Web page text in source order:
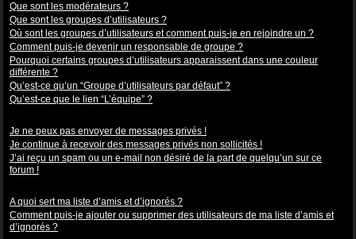
Que sont les modérateurs ?
Que sont les groupes d’utilisateurs ?
Où sont les groupes d’utilisateurs et comment puis-je en rejoindre un ?
Comment puis-je devenir un responsable de groupe ?
Pourquoi certains groupes d’utilisateurs apparaissent dans une couleur
différente ?
Qu’est-ce qu’un “Groupe d’utilisateurs par défaut” ?
Qu’est-ce que le lien “L’équipe” ?
Je ne peux pas envoyer de messages privés !
Je continue à recevoir des messages privés non sollicités !
J’ai reçu un spam ou un e-mail non désiré de la part de quelqu’un sur ce
forum !
A quoi sert ma liste d’amis et d’ignorés ?
Comment puis-je ajouter ou supprimer des utilisateurs de ma liste d’amis et
d’ignorés ?